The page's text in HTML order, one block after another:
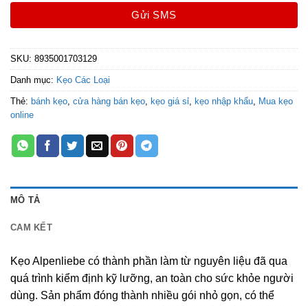
Gửi SMS
SKU: 8935001703129
Danh mục: Kẹo Các Loại
Thẻ: bánh kẹo, cửa hàng bán kẹo, kẹo giá sỉ, kẹo nhập khẩu, Mua kẹo
online
MÔ TẢ
CAM KẾT
Kẹo Alpenliebe​​ có thành phần làm từ nguyên liệu đã qua
quá trình kiểm định kỹ lưỡng, an toàn cho sức khỏe người
dùng. Sản phẩm đóng thành nhiều gói nhỏ gọn, có thể